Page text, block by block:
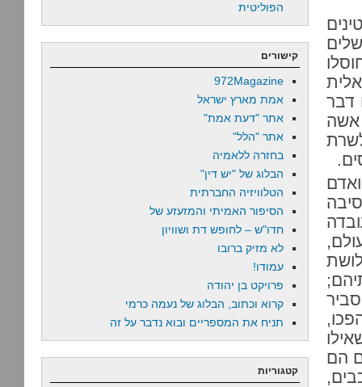
דבר
אשה
הם
הפוליטית
קישורים
972Magazine
אמת מארץ ישראל
אתר "דעת אמת"
אתר "הלל"
בחזרה ללאמיה
הבלוג של "יש דין"
הטלוויזיה החברתית
הסיפור האמיתי והמזעזע של
חדו"ש – לחופש דת ושוויון
לא מזיק ברובו
עמודו!
פרויקט בן יהודה
קרוא וכתוב, הבלוג של נעמה כרמי
תניח את המספריים ובוא נדבר על זה
קטגוריות